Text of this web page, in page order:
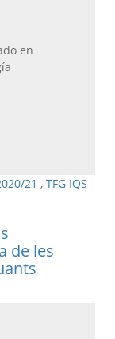
en
21 , TFG IQS
de les